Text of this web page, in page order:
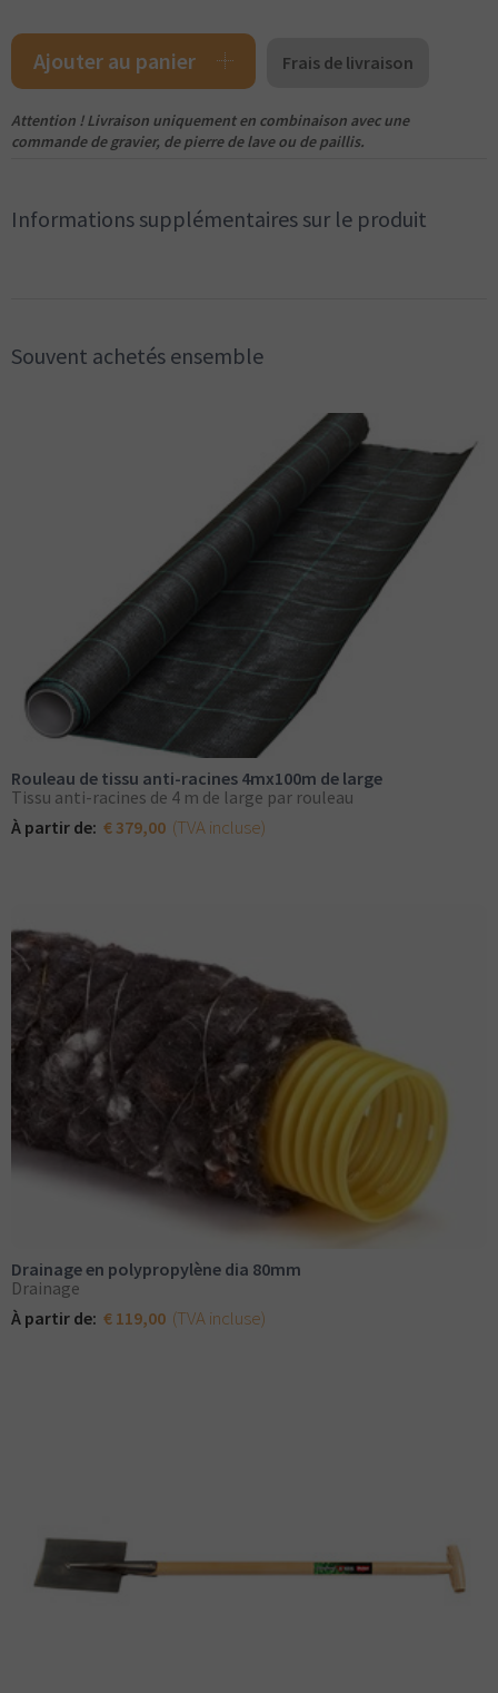
Ajouter au panier Frais de livraison
Attention ! Livraison uniquement en combinaison avec une
commande de gravier, de pierre de lave ou de paillis.
Informations supplémentaires sur le produit
Souvent achetés ensemble
Rouleau de tissu anti-racines 4mx100m de large
Tissu anti-racines de 4 m de large par rouleau
À partir de: € 379,00 (TVA incluse)
Drainage en polypropylène dia 80mm
Drainage
À partir de: € 119,00 (TVA incluse)